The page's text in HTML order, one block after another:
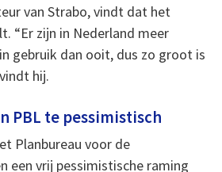
van Strabo, vindt dat het
“Er zijn in Nederland meer
gebruik dan ooit, dus zo groot is
hij.
PBL te pessimistisch
Planbureau voor de
een vrij pessimistische raming